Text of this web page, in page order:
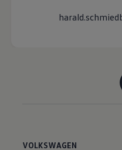
VOLKSWAGEN